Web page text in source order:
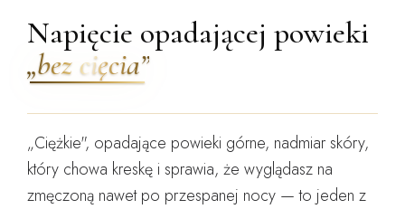
Napięcie opadającej powieki
„bez cięcia”
„Ciężkie", opadające powieki górne, nadmiar skóry,
który chowa kreskę i sprawia, że wyglądasz na
zmęczoną nawet po przespanej nocy — to jeden z